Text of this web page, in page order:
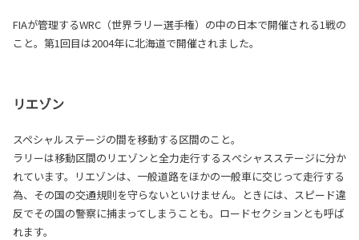
FIAが管理するWRC（世界ラリー選手権）の中の日本で開催される1戦の
こと。第1回目は2004年に北海道で開催されました。
リエゾン
スペシャルステージの間を移動する区間のこと。
ラリーは移動区間のリエゾンと全力走行するスぺシャスステージに分か
れています。リエゾンは、一般道路をほかの一般車に交じって走行する
為、その国の交通規則を守らないといけません。ときには、スピード違
反でその国の警察に捕まってしまうことも。ロードセクションとも呼ば
れます。